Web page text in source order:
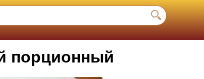
порционный